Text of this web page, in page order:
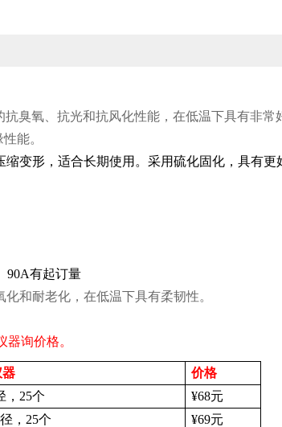
抗臭氧、抗光和抗风化性能，在低温下具有非常
能。
变形，适合长期使用。采用硫化固化，具有更
90A有起订量
和耐老化，在低温下具有柔韧性。
器询价格。
器
价格
， 25个 ¥68元
， 25个 ¥69元